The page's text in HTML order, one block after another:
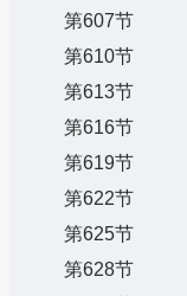
第607节
第610节
第613节
第616节
第619节
第622节
第625节
第628节